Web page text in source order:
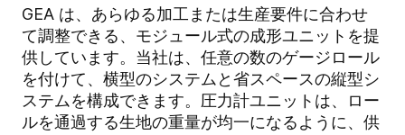
GEA は、あらゆる加工または生産要件に合わせ
て調整できる、モジュール式の成形ユニットを提
供しています。当社は、任意の数のゲージロール
を付けて、横型のシステムと省スペースの縦型シ
ステムを構成できます。圧力計ユニットは、ロー
ルを通過する生地の重量が均一になるように、供